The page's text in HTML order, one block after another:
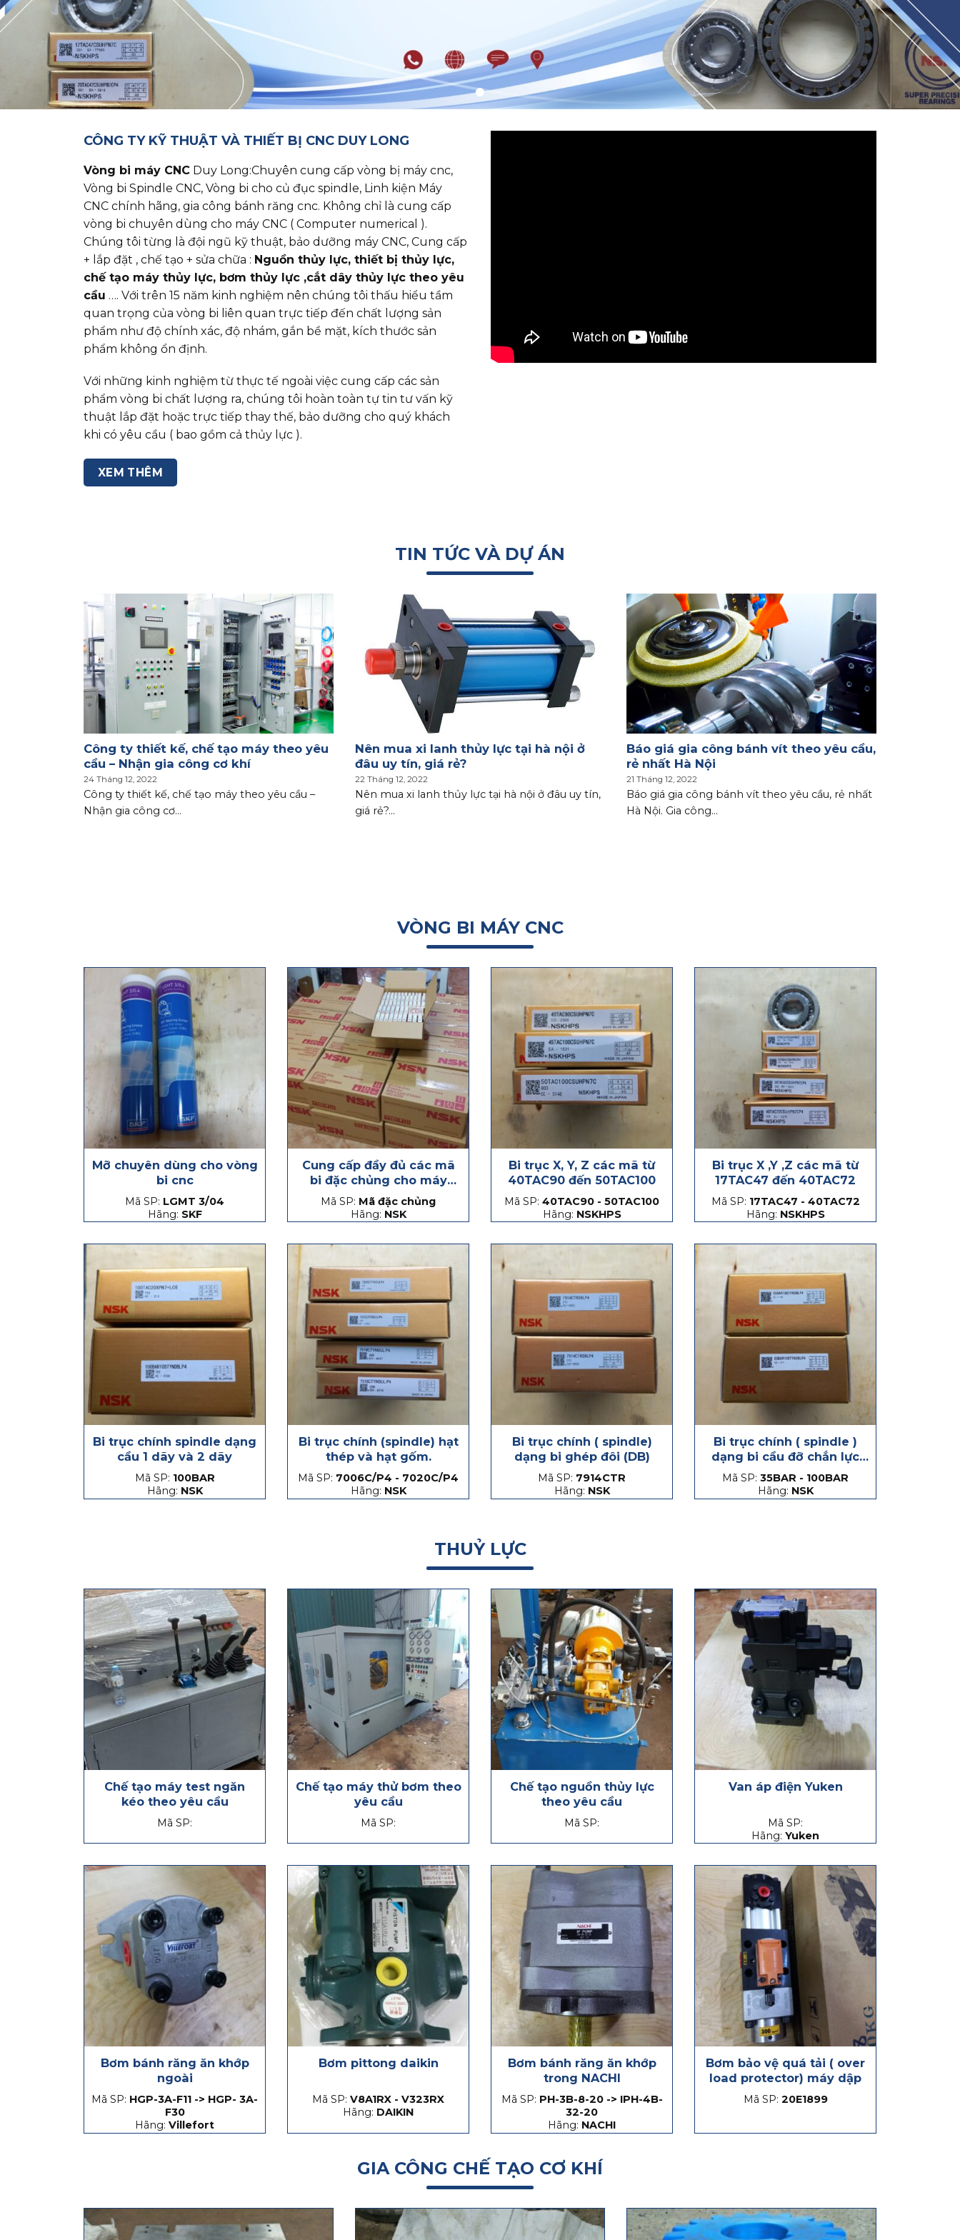
CÔNG TY KỸ THUẬT VÀ THIẾT BỊ CNC DUY LONG
Vòng bi máy CNC Duy Long:Chuyên cung cấp vòng bị máy cnc, ​​​​​​​
Vòng bi Spindle CNC, Vòng bi cho củ đục spindle, Linh kiện Máy
CNC chính hãng, gia công bánh răng cnc. Không chỉ là cung cấp
vòng bi chuyên dùng cho máy CNC ( Computer numerical ).
Chúng tôi từng là đội ngũ kỹ thuật, bảo dưỡng máy CNC, Cung cấp
+ lắp đặt , chế tạo + sửa chữa : Nguồn thủy lực, thiết bị thủy lực,
chế tạo máy thủy lực, bơm thủy lực ,cắt dây thủy lực theo yêu
cầu …. Với trên 15 năm kinh nghiệm nên chúng tôi thấu hiểu tầm
quan trọng của vòng bi liên quan trực tiếp đến chất lượng sản
phẩm như độ chính xác, độ nhám, gắn bề mặt, kích thước sản
phẩm không ổn định.
Với những kinh nghiệm từ thực tế ngoài việc cung cấp các sản
phẩm vòng bi chất lượng ra, chúng tôi hoàn toàn tự tin tư vấn kỹ
thuật lắp đặt hoặc trực tiếp thay thế, bảo dưỡng cho quý khách
khi có yêu cầu ( bao gồm cả thủy lực ).
XEM THÊM
TIN TỨC VÀ DỰ ÁN
Công ty thiết kế, chế tạo máy theo yêu
cầu – Nhận gia công cơ khí
24 Tháng 12, 2022
Công ty thiết kế, chế tạo máy theo yêu cầu –
Nhận gia công cơ...
Nên mua xi lanh thủy lực tại hà nội ở
đâu uy tín, giá rẻ?
22 Tháng 12, 2022
Nên mua xi lanh thủy lực tại hà nội ở đâu uy tín,
giá rẻ?...
Báo giá gia công bánh vít theo yêu cầu,
rẻ nhất Hà Nội
21 Tháng 12, 2022
Báo giá gia công bánh vít theo yêu cầu, rẻ nhất
Hà Nội. Gia công...
VÒNG BI MÁY CNC
Mỡ chuyên dùng cho vòng
bi cnc
Mã SP: LGMT 3/04
Hãng: SKF
Cung cấp đầy đủ các mã
bi đặc chủng cho máy
CNC
Mã SP: Mã đặc chủng
Hãng: NSK
Bi trục X, Y, Z các mã từ
40TAC90 đến 50TAC100
Mã SP: 40TAC90 - 50TAC100
Hãng: NSKHPS
Bi trục X ,Y ,Z các mã từ
17TAC47 đến 40TAC72
Mã SP: 17TAC47 - 40TAC72
Hãng: NSKHPS
Bi trục chính spindle dạng
cầu 1 dãy và 2 dãy
Mã SP: 100BAR
Hãng: NSK
Bi trục chính (spindle) hạt
thép và hạt gốm.
Mã SP: 7006C/P4 - 7020C/P4
Hãng: NSK
Bi trục chính ( spindle)
dạng bi ghép đôi (DB)
Mã SP: 7914CTR
Hãng: NSK
Bi trục chính ( spindle )
dạng bi cầu đỡ chắn lực
phát sinh dọc trục, hạt
thép và hạt gốm
Mã SP: 35BAR - 100BAR
Hãng: NSK
THUỶ LỰC
Chế tạo máy test ngăn
kéo theo yêu cầu
Mã SP:
Chế tạo máy thử bơm theo
yêu cầu
Mã SP:
Chế tạo nguồn thủy lực
theo yêu cầu
Mã SP:
Van áp điện Yuken
Mã SP:
Hãng: Yuken
Bơm bánh răng ăn khớp
ngoài
Mã SP: HGP-3A-F11 -> HGP- 3A-
F30
Hãng: Villefort
Bơm pittong daikin
Mã SP: V8A1RX - V323RX
Hãng: DAIKIN
Bơm bánh răng ăn khớp
trong NACHI
Mã SP: PH-3B-8-20 -> IPH-4B-
32-20
Hãng: NACHI
Bơm bảo vệ quá tải ( over
load protector) máy dập
Mã SP: 20E1899
GIA CÔNG CHẾ TẠO CƠ KHÍ